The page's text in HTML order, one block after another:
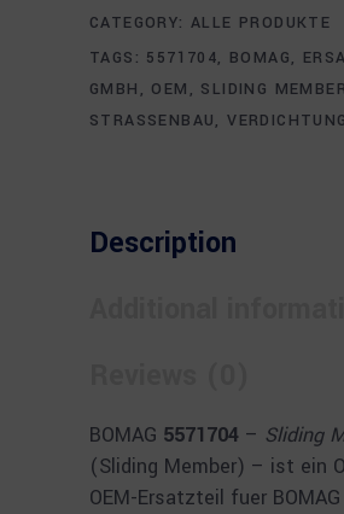
CATEGORY:ALLE PRODUKTE
TAGS: 5571704, BOMAG,
GMBH , OEM , SLIDING MEMBER
STRASSENBAU,VERDICHTUNG
Description
BOMAG 5571704 – Sliding
(Sliding Member) – ist ein
OEM-Ersatzteil fuer BOMAG